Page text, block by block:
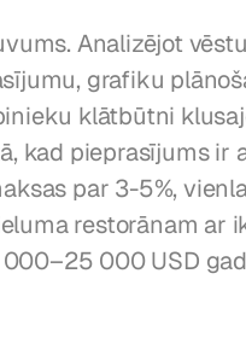
Analizējot
grafiku
klātbūtni
kad pieprasījums ir
par 3-5%,
restorānam ar
000 USD